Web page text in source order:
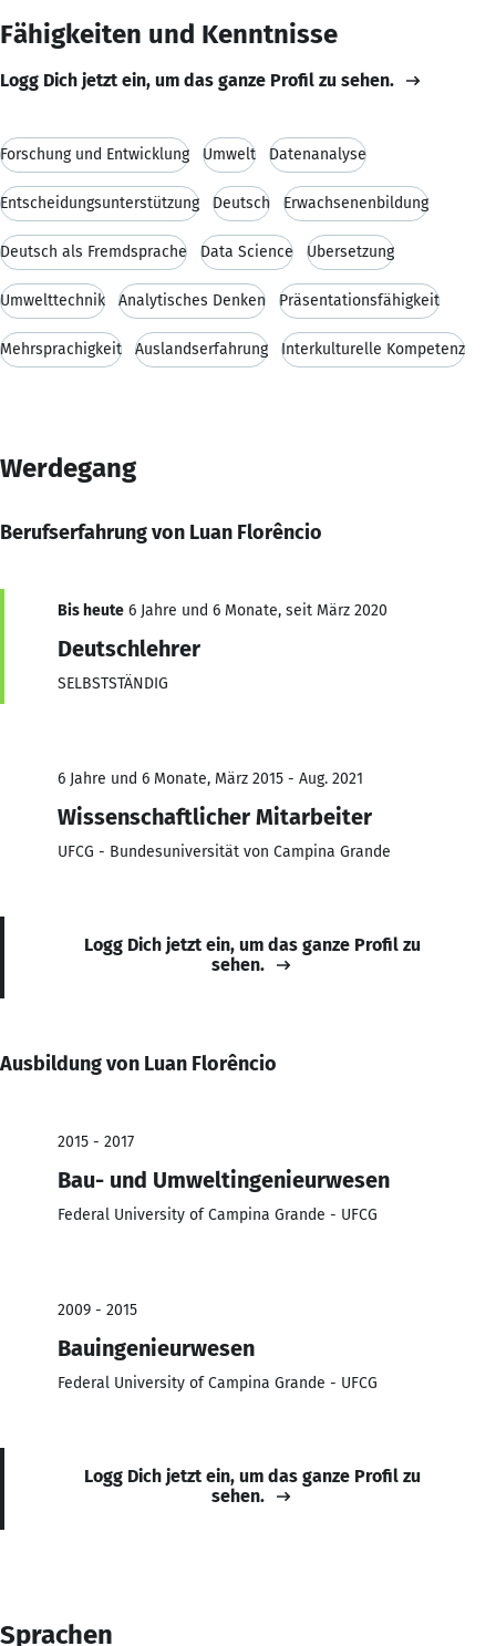
Fähigkeiten und Kenntnisse
Logg Dich jetzt ein, um das ganze Profil zu sehen.
Forschung und Entwicklung Umwelt Datenanalyse
Entscheidungsunterstützung Deutsch Erwachsenenbildung
Deutsch als Fremdsprache Data Science Übersetzung
Umwelttechnik Analytisches Denken Präsentationsfähigkeit
Mehrsprachigkeit Auslandserfahrung Interkulturelle Kompetenz
Werdegang
Berufserfahrung von Luan Florêncio
Bis heute 6 Jahre und 6 Monate, seit März 2020
Deutschlehrer
SELBSTSTÄNDIG
6 Jahre und 6 Monate, März 2015 - Aug. 2021
Wissenschaftlicher Mitarbeiter
UFCG - Bundesuniversität von Campina Grande
Logg Dich jetzt ein, um das ganze Profil zu
sehen.
Ausbildung von Luan Florêncio
2015 - 2017
Bau- und Umweltingenieurwesen
Federal University of Campina Grande - UFCG
2009 - 2015
Bauingenieurwesen
Federal University of Campina Grande - UFCG
Logg Dich jetzt ein, um das ganze Profil zu
sehen.
Sprachen